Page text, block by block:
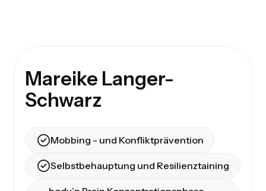
Mareike Langer-
Schwarz
Mobbing - und Konfliktprävention
Selbstbehauptung und Resilienztaining